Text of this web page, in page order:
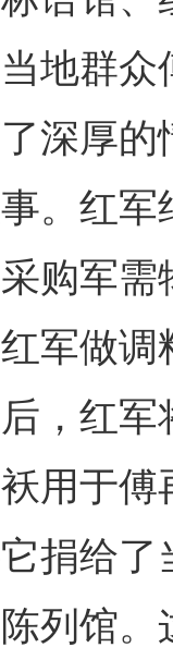
地群
深厚
。红
购军
军做
，红
用于
捐给
列馆